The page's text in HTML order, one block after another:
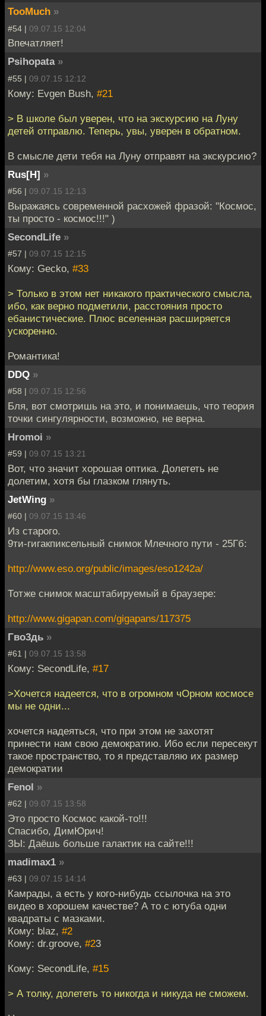
TooMuch »
#54 | 09.07.15 12:04
Впечатляет!
Psihopata »
#55 | 09.07.15 12:12
Кому: Evgen Bush, #21
> В школе был уверен, что на экскурсию на Луну
детей отправлю. Теперь, увы, уверен в обратном.
В смысле дети тебя на Луну отправят на экскурсию?
Rus[H] »
#56 | 09.07.15 12:13
Выражаясь современной расхожей фразой: "Космос,
ты просто - космос!!!" )
SecondLife »
#57 | 09.07.15 12:15
Кому: Gecko, #33
> Только в этом нет никакого практического смысла,
ибо, как верно подметили, расстояния просто
ебанистические. Плюс вселенная расширяется
ускоренно.
Романтика!
DDQ »
#58 | 09.07.15 12:56
Бля, вот смотришь на это, и понимаешь, что теория
точки сингулярности, возможно, не верна.
Hromoi »
#59 | 09.07.15 13:21
Вот, что значит хорошая оптика. Долететь не
долетим, хотя бы глазком глянуть.
JetWing »
#60 | 09.07.15 13:46
Из старого.
9ти-гигакпиксельный снимок Млечного пути - 25Гб:
http://www.eso.org/public/images/eso1242a/
Тотже снимок масштабируемый в браузере:
http://www.gigapan.com/gigapans/117375
Гво3дь »
#61 | 09.07.15 13:58
Кому: SecondLife, #17
>Хочется надеется, что в огромном чОрном космосе
мы не одни...
хочется надеяться, что при этом не захотят
принести нам свою демократию. Ибо если пересекут
такое пространство, то я представляю их размер
демократии
Fenol »
#62 | 09.07.15 13:58
Это просто Космос какой-то!!!
Спасибо, ДимЮрич!
ЗЫ: Даёшь больше галактик на сайте!!!
madimax1 »
#63 | 09.07.15 14:14
Камрады, а есть у кого-нибудь ссылочка на это
видео в хорошем качестве? А то с ютуба одни
квадраты с мазками.
Кому: blaz, #2
Кому: dr.groove, #23
Кому: SecondLife, #15
> А толку, долететь то никогда и никуда не сможем.